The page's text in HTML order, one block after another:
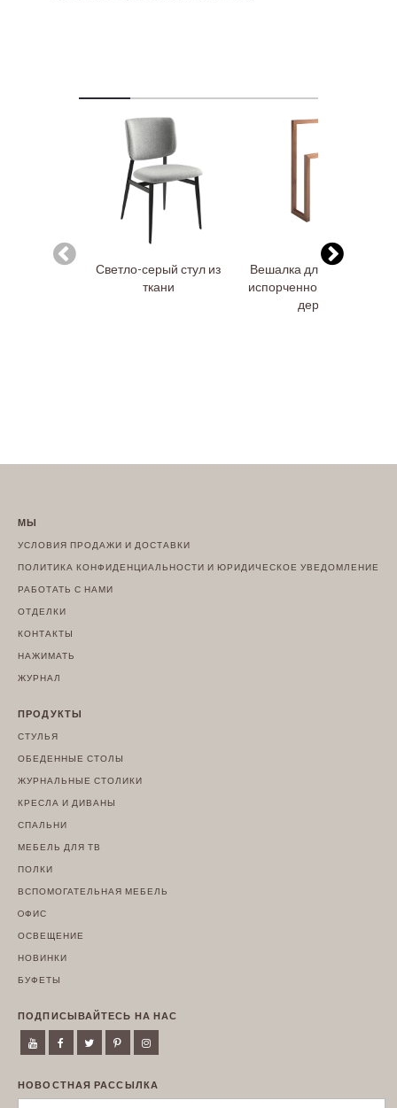
Светло-серый стул из
ткани
Вешалка для одежды из
испорченного соснового
дерева
МЫ
УСЛОВИЯ ПРОДАЖИ И ДОСТАВКИ
ПОЛИТИКА КОНФИДЕНЦИАЛЬНОСТИ И ЮРИДИЧЕСКОЕ УВЕДОМЛЕНИЕ
РАБОТАТЬ С НАМИ
ОТДЕЛКИ
КОНТАКТЫ
НАЖИМАТЬ
ЖУРНАЛ
ПРОДУКТЫ
СТУЛЬЯ
ОБЕДЕННЫЕ СТОЛЫ
ЖУРНАЛЬНЫЕ СТОЛИКИ
КРЕСЛА И ДИВАНЫ
СПАЛЬНИ
МЕБЕЛЬ ДЛЯ ТВ
ПОЛКИ
ВСПОМОГАТЕЛЬНАЯ МЕБЕЛЬ
OФИС
ОСВЕЩЕНИЕ
НОВИНКИ
БУФЕТЫ
ПОДПИСЫВАЙТЕСЬ НА НАС
НОВОСТНАЯ РАССЫЛКА